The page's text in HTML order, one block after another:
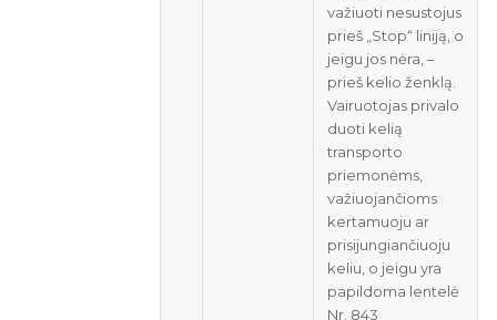
važiuoti nesustojus
prieš „Stop“ liniją, o
jeigu jos nėra, –
prieš kelio ženklą.
Vairuotojas privalo
duoti kelią
transporto
priemonėms,
važiuojančioms
kertamuoju ar
prisijungiančiuoju
keliu, o jeigu yra
papildoma lentelė
Nr. 843